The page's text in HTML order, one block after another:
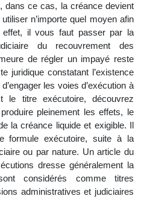
dans ce cas, la créance devient
n’importe quel moyen afin
effet, il vous faut passer par la
du recouvrement des
de régler un impayé reste
juridique constatant l’existence
les voies d’exécution à
le titre exécutoire, découvrez
pleinement les effets, le
la créance liquide et exigible. Il
formule exécutoire, suite à la
ou par nature. Un article du
dresse généralement la
considérés comme titres
administratives et judiciaires